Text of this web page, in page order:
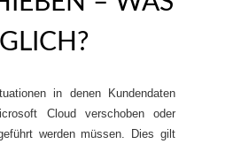
in denen Kundendaten
Cloud verschoben oder
werden müssen. Dies gilt